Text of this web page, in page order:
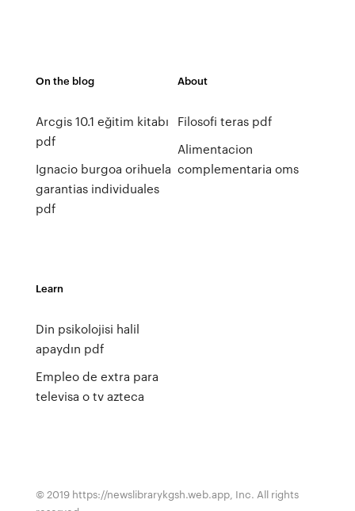
On the blog
Arcgis 10.1 eğitim kitabı
pdf
Ignacio burgoa orihuela
garantias individuales
pdf
About
Filosofi teras pdf
Alimentacion
complementaria oms
Learn
Din psikolojisi halil
apaydın pdf
Empleo de extra para
televisa o tv azteca
© 2019 https://newslibrarykgsh.web.app, Inc. All rights